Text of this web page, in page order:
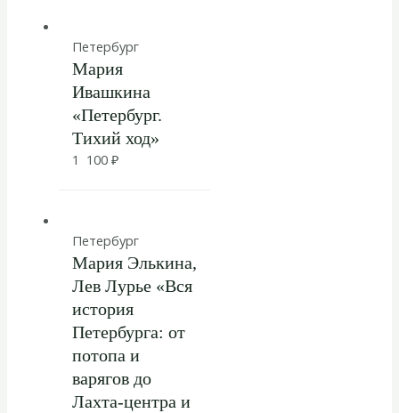
Петербург
Мария
Ивашкина
«Петербург.
Тихий ход»
1 100 ₽
Петербург
Мария Элькина,
Лев Лурье «Вся
история
Петербурга: от
потопа и
варягов до
Лахта-центра и